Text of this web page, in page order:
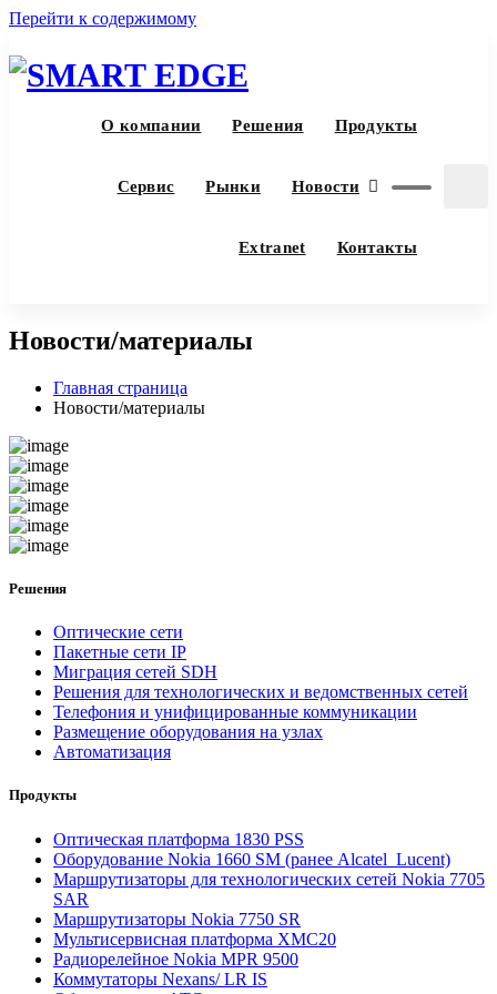
Перейти к содержимому
О компании Решения Продукты
Сервис Рынки Новости
Extranet Контакты
Новости/материалы
Главная страница
Новости/материалы
Решения
Оптические сети
Пакетные сети IP
Миграция сетей SDH
Решения для технологических и ведомственных сетей
Телефония и унифицированные коммуникации
Размещение оборудования на узлах
Автоматизация
Продукты
Оптическая платформа 1830 PSS
Оборудование Nokia 1660 SM (ранее Alcatel_Lucent)
Маршрутизаторы для технологических сетей Nokia 7705
SAR
Маршрутизаторы Nokia 7750 SR
Мультисервисная платформа XMC20
Радиорелейное Nokia MPR 9500
Коммутаторы Nexans/ LR IS